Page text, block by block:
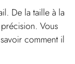
De la taille à la
Vous
comment il